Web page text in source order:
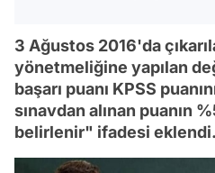
3 Ağustos 2016'da
yönetmeliğine yapılan
başarı puanı KPSS
sınavdan alınan puanın
belirlenir" ifadesi eklendi.